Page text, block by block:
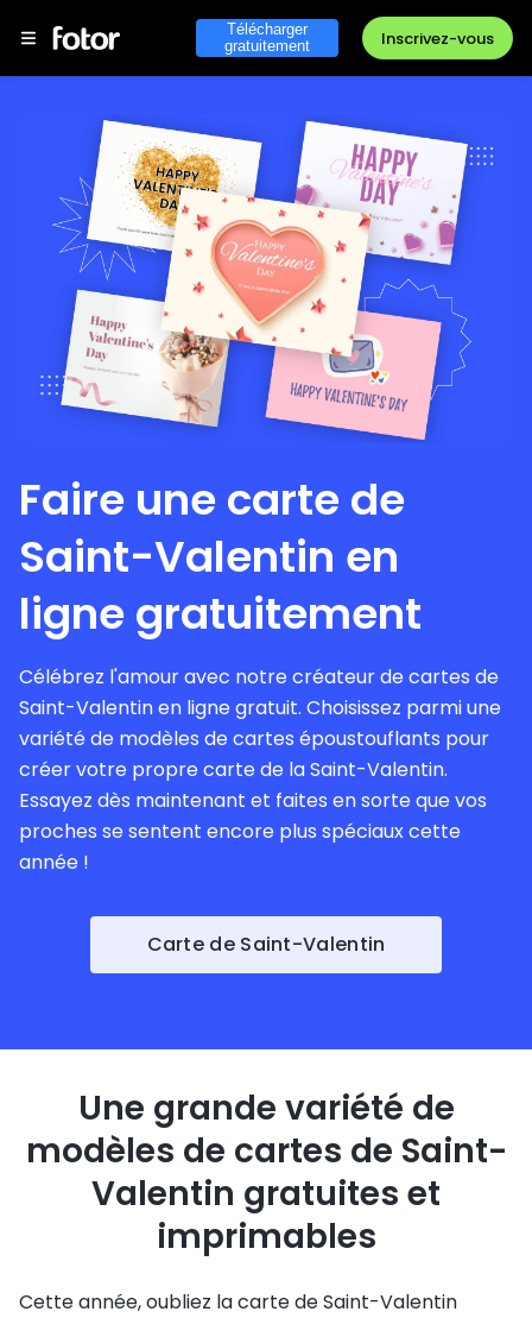
Télécharger
gratuitement
Inscrivez-vous
Faire une carte de
Saint-Valentin en
ligne gratuitement
Célébrez l'amour avec notre créateur de cartes de
Saint-Valentin en ligne gratuit. Choisissez parmi une
variété de modèles de cartes époustouflants pour
créer votre propre carte de la Saint-Valentin.
Essayez dès maintenant et faites en sorte que vos
proches se sentent encore plus spéciaux cette
année !
Carte de Saint-Valentin
Une grande variété de
modèles de cartes de Saint-
Valentin gratuites et
imprimables
Cette année, oubliez la carte de Saint-Valentin